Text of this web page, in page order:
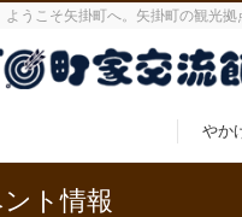
うこそ矢掛町へ。矢掛町の観光拠
やか
ト情報